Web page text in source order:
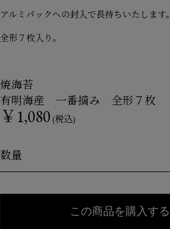
アルミパックへの封入で長持ちいたします。
全形７枚入り。
焼海苔
有明海産 一番摘み 全形７枚
￥1,080(税込)
数量